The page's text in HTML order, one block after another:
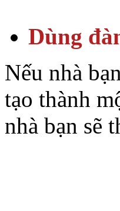
Dùng
Nếu nhà
tạo thành
nhà bạn sẽ